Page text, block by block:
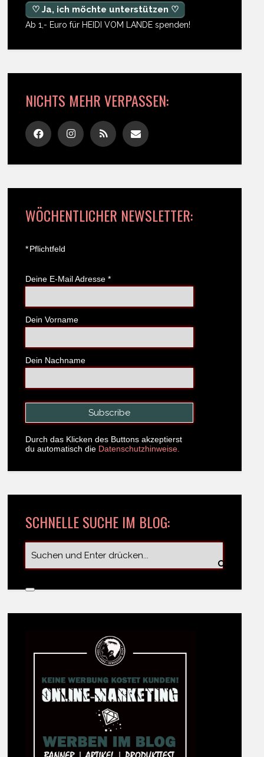
♡ Ja, ich möchte unterstützen ♡
Ab 1,- Euro für HEIDI VOM LANDE spenden!
NICHTS MEHR VERPASSEN:
WÖCHENTLICHER NEWSLETTER:
*Pflichtfeld
Deine E-Mail Adresse *
Dein Vorname
Dein Nachname
Durch das Klicken des Buttons akzeptierst
du automatisch die Datenschutzhinweise.
SCHNELLE SUCHE IM BLOG: